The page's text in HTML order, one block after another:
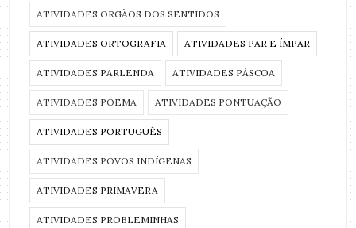
ATIVIDADES ORGÃOS DOS SENTIDOS
ATIVIDADES ORTOGRAFIA ATIVIDADES PAR E ÍMPAR
ATIVIDADES PARLENDA ATIVIDADES PÁSCOA
ATIVIDADES POEMA ATIVIDADES PONTUAÇÃO
ATIVIDADES PORTUGUÊS
ATIVIDADES POVOS INDÍGENAS
ATIVIDADES PRIMAVERA
ATIVIDADES PROBLEMINHAS